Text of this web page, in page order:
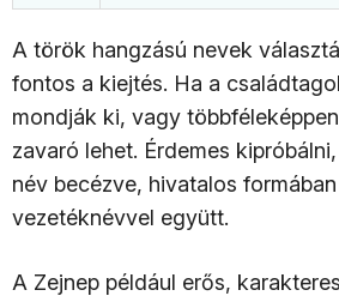
A török hangzású nevek
fontos a kiejtés. Ha a
mondják ki, vagy
zavaró lehet. Érdemes
név becézve, hivatalos
vezetéknévvel együtt.
A Zejnep például erős,